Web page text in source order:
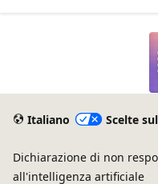
Italiano Scelte
Dichiarazione di non
all'intelligenza artificiale